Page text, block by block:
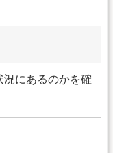
にあるのかを確